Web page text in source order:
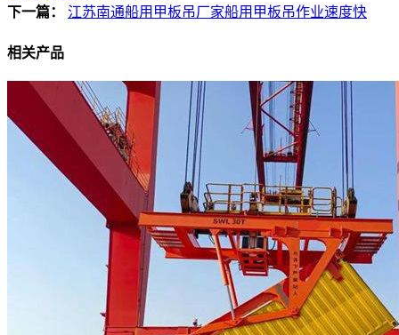
下一篇：
江苏南通船用甲板吊厂家船用甲板吊作业速度快
相关产品